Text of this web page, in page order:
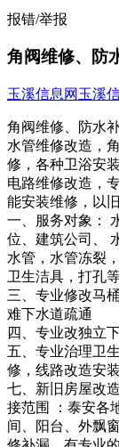
报错/举报
角阀维修、防
玉溪信息网 玉溪
角阀维修、防水
水管维修改造，
修，各种卫浴安
电路维修改造，
能安装维修，以
一、服务对象：
位、建筑公司、
水管，水管冻裂
卫生洁具，打孔等
三、专业修改马
难下水道疏通
四、专业改独立
五、专业治理卫
修，线路改造安装
七、新旧房屋改
接范围 ：泰安各
间、阳台、外飘